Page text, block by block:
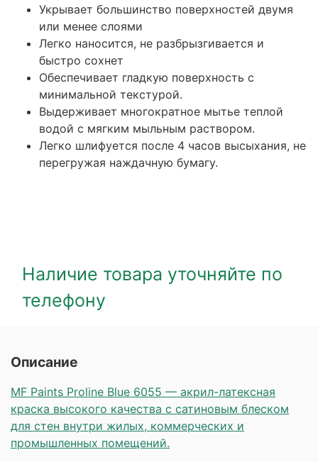
Укрывает большинство поверхностей двумя
или менее слоями
Легко наносится, не разбрызгивается и
быстро сохнет
Обеспечивает гладкую поверхность с
минимальной текстурой.
Выдерживает многократное мытье теплой
водой с мягким мыльным раствором.
Легко шлифуется после 4 часов высыхания, не
перегружая наждачную бумагу.
Наличие товара уточняйте по
телефону
Описание
MF Paints Proline Blue 6055 — акрил-латексная
краска высокого качества с сатиновым блеском
для стен внутри жилых, коммерческих и
промышленных помещений.